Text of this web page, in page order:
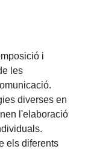
i
les
diverses en
l'elaboració
els diferents